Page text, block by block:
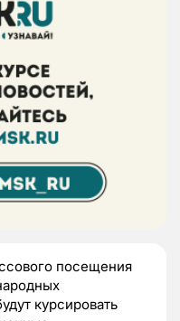
посещения
курсировать